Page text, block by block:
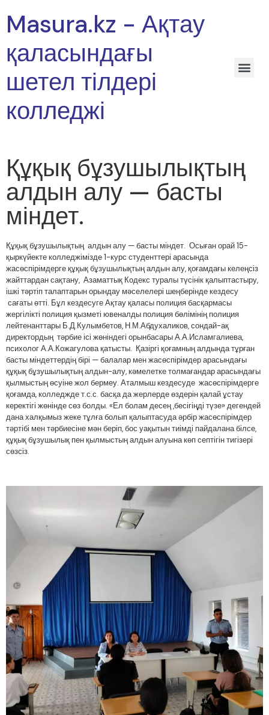
Masura.kz - Ақтау
қаласындағы
шетел тілдері
колледжі
Құқық бұзушылықтың
алдын алу — басты
міндет.
Құқық бұзушылықтың алдын алу — басты міндет. Осыған орай 15-
қыркүйекте колледжімізде 1-курс студенттері арасында
жасөспірімдерге құқық бұзушылықтың алдын алу, қоғамдағы келеңсіз
жайттардан сақтану, Азаматтық Кодекс туралы түсінік қалыптастыру,
ішкі тәртіп талаптарын орындау мәселелері шеңберінде кездесу
сағаты өтті. Бұл кездесуге Ақтау қаласы полиция басқармасы
жергілікті полиция қызметі ювеналды полиция бөлімінің полиция
лейтенанттары Б.Д.Кулымбетов, Н.М.Абдухаликов, сондай-ақ
директордың тәрбие ісі жөніндегі орынбасары А.А.Исламгалиева,
психолог А.А.Кожагулова қатысты. Қазіргі қоғамның алдында тұрған
басты міндеттердің бірі — балалар мен жасөспірімдер арасындағы
құқық бұзушылықтың алдын-алу, кәмелетке толмағандар арасындағы
қылмыстың өсуіне жол бермеу. Аталмыш кездесуде жасөспірімдерге
қоғамда, колледжде т.с.с. басқа да жерлерде өздерін қалай ұстау
керектігі жөнінде сөз болды. «Ел болам десең ,бесігіңді түзе» дегендей
дана халқымыз жеке тұлға болып қалыптасуда әрбір жасөспірімдер
тәртібі мен тәрбиесіне мән беріп, бос уақытын тиімді пайдалана білсе,
құқық бұзушылық пен қылмыстың алдын алуына көп септігін тигізері
сөзсіз.